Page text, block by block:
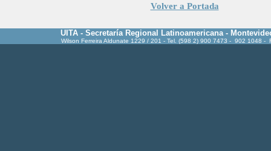
Volver a Portada
UITA - Secretaría Regional Latinoamericana -
Wilson Ferreira Aldunate 1229 / 201 - Tel. (598 2) 900 7473 - 902 1048 -